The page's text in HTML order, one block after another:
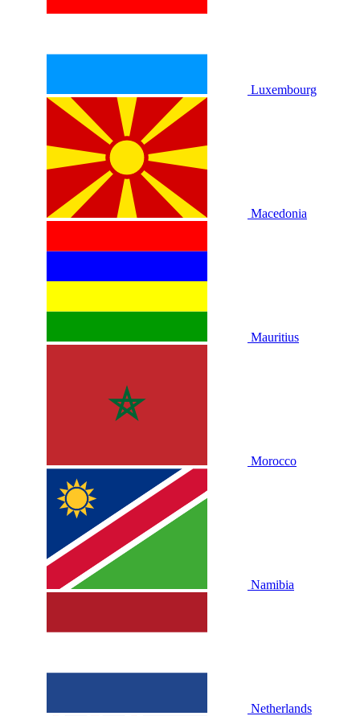
Luxembourg
Macedonia
Mauritius
Morocco
Namibia
Netherlands